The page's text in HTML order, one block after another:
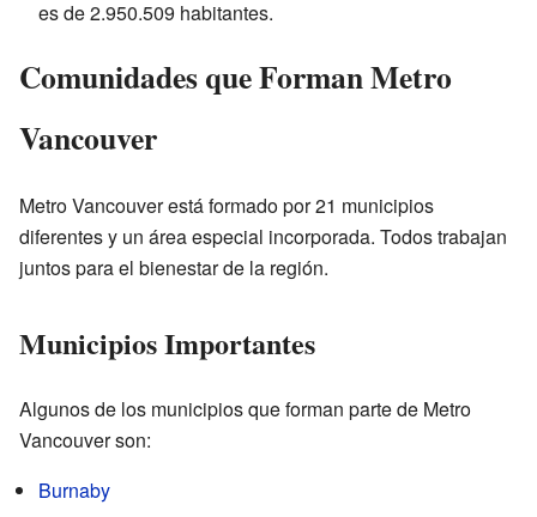
es de 2.950.509 habitantes.
Comunidades que Forman Metro
Vancouver
Metro Vancouver está formado por 21 municipios
diferentes y un área especial incorporada. Todos trabajan
juntos para el bienestar de la región.
Municipios Importantes
Algunos de los municipios que forman parte de Metro
Vancouver son:
Burnaby